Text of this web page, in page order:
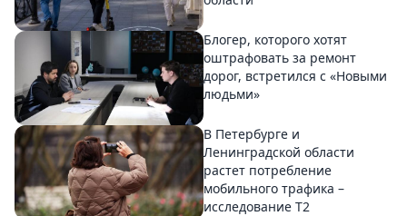
Блогер, которого хотят
оштрафовать за ремонт
дорог, встретился с «Новыми
людьми»
В Петербурге и
Ленинградской области
растет потребление
мобильного трафика –
исследование T2